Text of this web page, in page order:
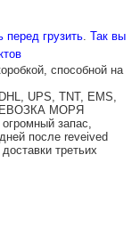
перед грузить. Так вы
способной на
UPS, TNT, EMS,
МОРЯ
запас,
после reveived
третьих